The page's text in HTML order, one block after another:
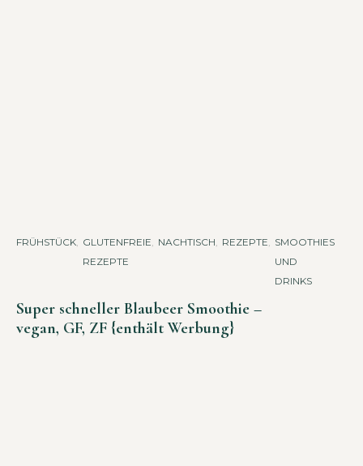
FRÜHSTÜCK, GLUTENFREIE
REZEPTE
, NACHTISCH, REZEPTE, SMOOTHIES
UND
DRINKS
Super schneller Blaubeer Smoothie –
vegan, GF, ZF {enthält Werbung}